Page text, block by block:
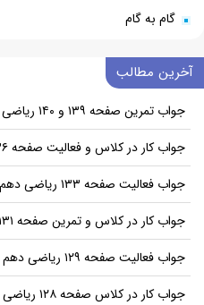
گام به گام
آخرین مطالب
جواب تمرین صفحه ۱۳۹ و ۱۴۰ ریاضی دهم
جواب کار در کلاس و فعالیت صفحه ۱۳۶ و ۱۳۷ و ۱۳۸ ریاضی دهم
جواب فعالیت صفحه ۱۳۳ ریاضی دهم
جواب کار در کلاس و تمرین صفحه ۱۳۱ ریاضی دهم
جواب فعالیت صفحه ۱۲۹ ریاضی دهم
جواب کار در کلاس صفحه ۱۲۸ ریاضی دهم